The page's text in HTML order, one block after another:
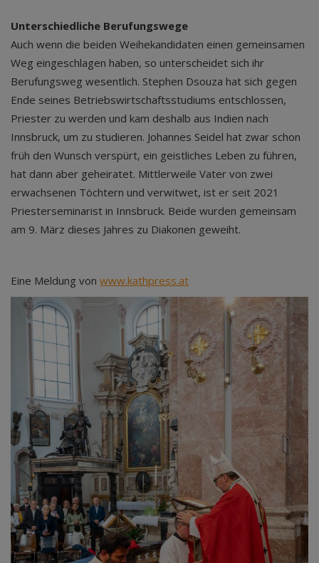
Unterschiedliche Berufungswege
Auch wenn die beiden Weihekandidaten einen gemeinsamen
Weg eingeschlagen haben, so unterscheidet sich ihr
Berufungsweg wesentlich. Stephen Dsouza hat sich gegen
Ende seines Betriebswirtschaftsstudiums entschlossen,
Priester zu werden und kam deshalb aus Indien nach
Innsbruck, um zu studieren. Johannes Seidel hat zwar schon
früh den Wunsch verspürt, ein geistliches Leben zu führen,
hat dann aber geheiratet. Mittlerweile Vater von zwei
erwachsenen Töchtern und verwitwet, ist er seit 2021
Priesterseminarist in Innsbruck. Beide wurden gemeinsam
am 9. März dieses Jahres zu Diakonen geweiht.
Eine Meldung von www.kathpress.at